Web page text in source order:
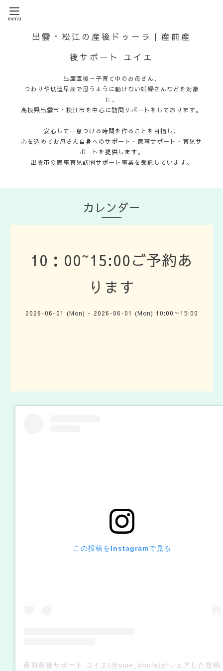
出雲・松江の産後ドゥーラ｜産前産
後サポート ユイエ
出産直後～子育て中のお母さん、
つわりや切迫早産で思うように動けない妊婦さんなどを対象
に、
島根県出雲市・松江市を中心に訪問サポートをしております。
安心して一息つける時間を作ることを目指し、
心を込めてお母さん自身へのサポート・家事サポート・育児サ
ポートを提供します。
出雲市の家事育児訪問サポート事業を受託しています。
カレンダー
10：00~15:00ご予約あ
ります
2026-06-01 (Mon) - 2026-06-01 (Mon) 10:00～15:00
この投稿をInstagramで見る
産前産後サポート ユイエ(@yuie_doula)がシェアした投稿